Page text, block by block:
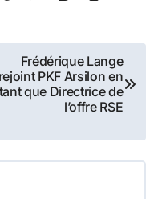
Frédérique Lange
rejoint PKF Arsilon en
tant que Directrice de
l’offre RSE